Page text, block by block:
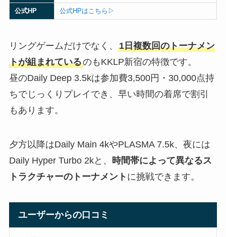
公式HP 公式HPはこちら▷
リングゲームだけでなく、 1日複数回のトーナメン
トが組まれているのもKKLP新宿の特徴です。
昼のDaily Deep 3.5kは参加費3,500円・30,000点持
ちでじっくりプレイでき、早い時間の着席で割引
もあります。
夕方以降はDaily Main 4kやPLASMA 7.5k、夜には
Daily Hyper Turbo 2kと、 時間帯によって異なるス
トラクチャーのトーナメント に挑戦できます。
ユーザーからの口コミ